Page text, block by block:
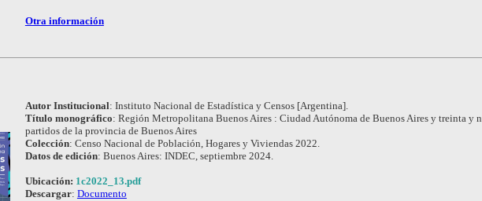
Otra información
Autor Institucional: Instituto Nacional de Estadística y Censos [Argentina].
Título monográfico: Región Metropolitana Buenos Aires : Ciudad Autónoma de Buenos Aires y treinta y
partidos de la provincia de Buenos Aires
Colección: Censo Nacional de Población, Hogares y Viviendas 2022.
Datos de edición: Buenos Aires: INDEC, septiembre 2024.
Ubicación: 1c2022_13.pdf
Descargar: Documento